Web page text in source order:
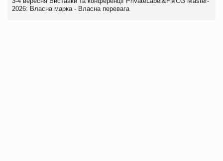
2026: Власна марка - Власна перевага